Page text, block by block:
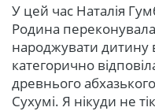
У цей час Наталія
Родина переконувала
народжувати дитину
категорично
древнього
Сухумі. Я нікуди не